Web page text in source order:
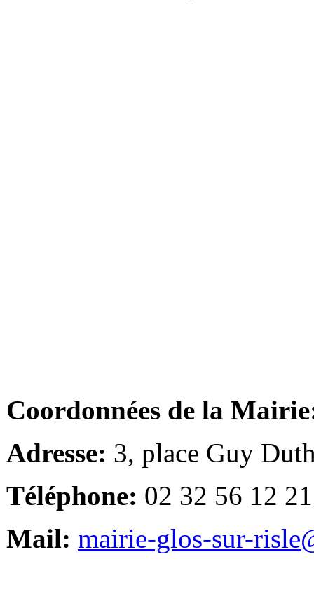
Coordonnées de la
Adresse: 3, place Guy
Téléphone: 02 32 56 12 21
Mail: mairie-glos-sur-